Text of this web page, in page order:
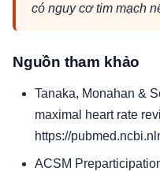
có nguy cơ tim mạch
Nguồn tham khảo
Tanaka, Monahan &
maximal heart rate
https://
ACSM